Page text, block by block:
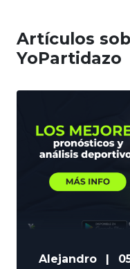
Artículos
YoPartidazo
Alejandro